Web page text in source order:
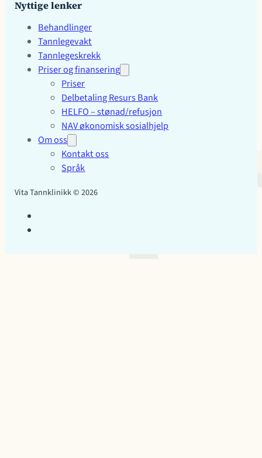
Nyttige lenker
Behandlinger
Tannlegevakt
Tannlegeskrekk
Priser og finansering
Priser
Delbetaling Resurs Bank
HELFO – stønad/refusjon
NAV økonomisk sosialhjelp
Om oss
Kontakt oss
Språk
Vita Tannklinikk © 2026